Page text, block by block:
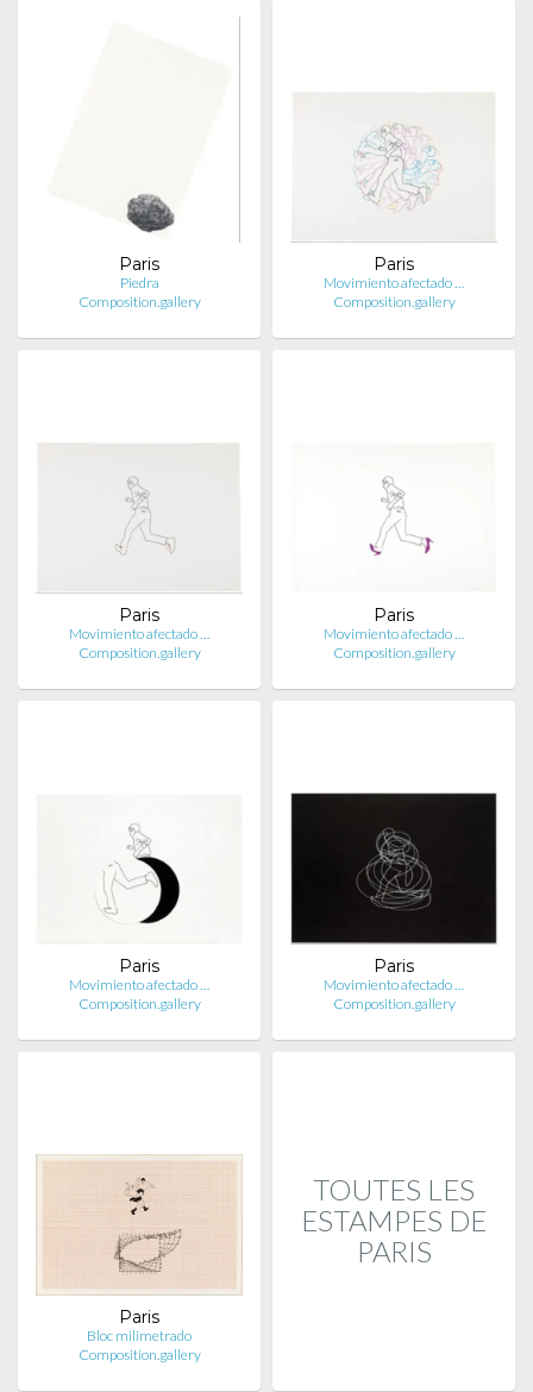
Paris
Piedra
Composition.gallery
Paris
Movimiento afectado …
Composition.gallery
Paris
Movimiento afectado …
Composition.gallery
Paris
Movimiento afectado …
Composition.gallery
Paris
Movimiento afectado …
Composition.gallery
Paris
Movimiento afectado …
Composition.gallery
Paris
Bloc milimetrado
Composition.gallery
TOUTES LES
ESTAMPES DE
PARIS